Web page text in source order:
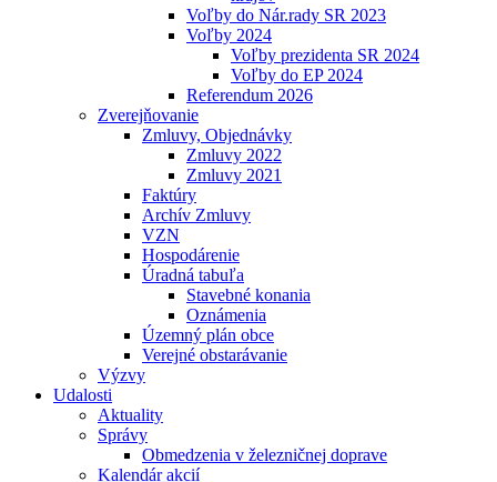
Voľby do Nár.rady SR 2023
Voľby 2024
Voľby prezidenta SR 2024
Voľby do EP 2024
Referendum 2026
Zverejňovanie
Zmluvy, Objednávky
Zmluvy 2022
Zmluvy 2021
Faktúry
Archív Zmluvy
VZN
Hospodárenie
Úradná tabuľa
Stavebné konania
Oznámenia
Územný plán obce
Verejné obstarávanie
Výzvy
Udalosti
Aktuality
Správy
Obmedzenia v železničnej doprave
Kalendár akcií